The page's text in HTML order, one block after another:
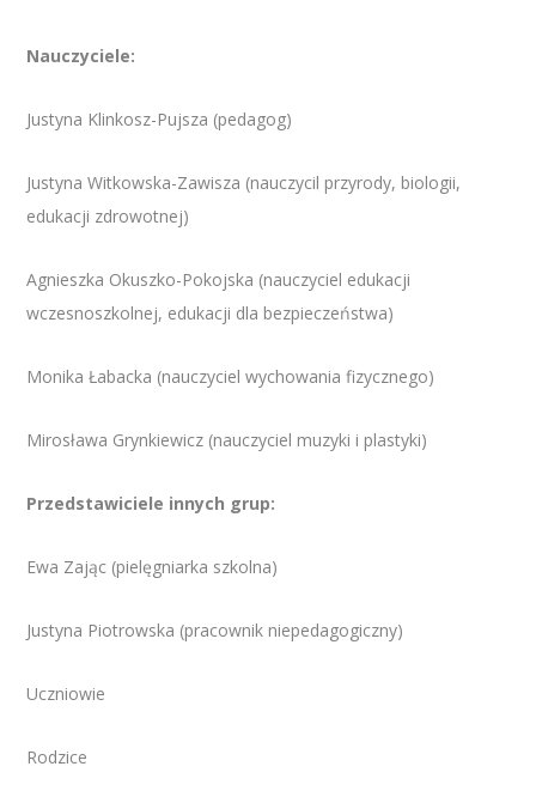
Nauczyciele:
Justyna Klinkosz-Pujsza (pedagog)
Justyna Witkowska-Zawisza (nauczycil przyrody, biologii,
edukacji zdrowotnej)
Agnieszka Okuszko-Pokojska (nauczyciel edukacji
wczesnoszkolnej, edukacji dla bezpieczeństwa)
Monika Łabacka (nauczyciel wychowania fizycznego)
Mirosława Grynkiewicz (nauczyciel muzyki i plastyki)
Przedstawiciele innych grup:
Ewa Zając (pielęgniarka szkolna)
Justyna Piotrowska (pracownik niepedagogiczny)
Uczniowie
Rodzice